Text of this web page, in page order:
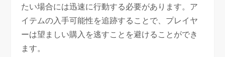
たい場合には迅速に行動する必要があります。ア
イテムの入手可能性を追跡することで、プレイヤ
ーは望ましい購入を逃すことを避けることができ
ます。